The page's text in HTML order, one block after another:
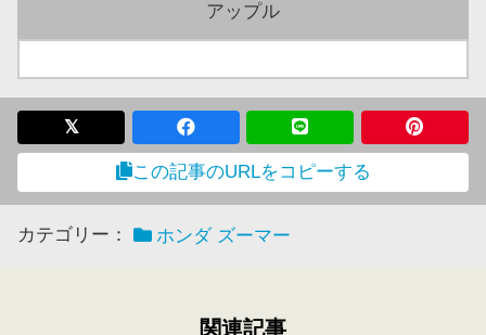
アップル
この記事のURLをコピーする
カテゴリー： ホンダ ズーマー
関連記事